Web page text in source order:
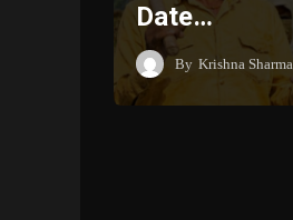
Date…
By Krishna Sharma